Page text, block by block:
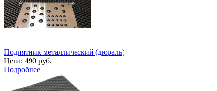
Подпятник металлический (дюраль)
Цена: 490 руб.
Подробнее